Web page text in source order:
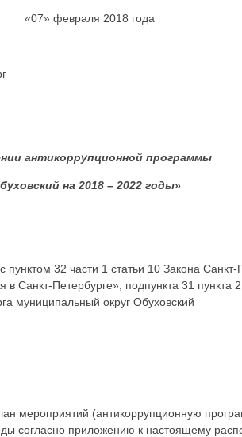
«07» февраля
антикоррупционной программы
на 2018 – 2022 годы»
с пунктом 32 части 1 статьи 10 Закона
в Санкт-Петербурге», подпункта 31 пункта
муниципальный округ Обуховский
мероприятий (антикоррупционную
согласно приложению к настоящему